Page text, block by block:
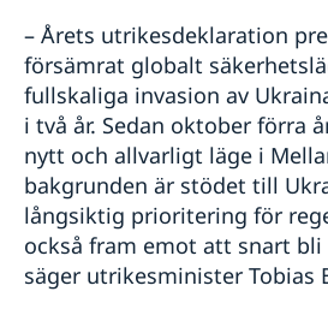
– Årets utrikesdeklaration
försämrat globalt
fullskaliga invasion av
i två år. Sedan oktober förra
nytt och allvarligt läge i
bakgrunden är stödet till
långsiktig prioritering för
också fram emot att snart
säger utrikesminister Tobias